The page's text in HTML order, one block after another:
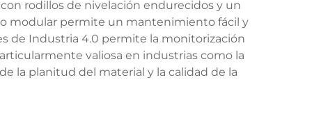
rodillos de nivelación endurecidos y un
modular permite un mantenimiento fácil y
de Industria 4.0 permite la monitorización
valiosa en industrias como la
la planitud del material y la calidad de la